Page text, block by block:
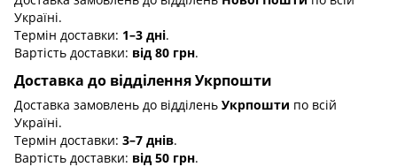
Україні.
Термін доставки: 1–3 дні.
Вартість доставки: від 80 грн.
Доставка до відділення Укрпошти
Доставка замовлень до відділень Укрпошти по всій
Україні.
Термін доставки: 3–7 днів.
Вартість доставки: від 50 грн.